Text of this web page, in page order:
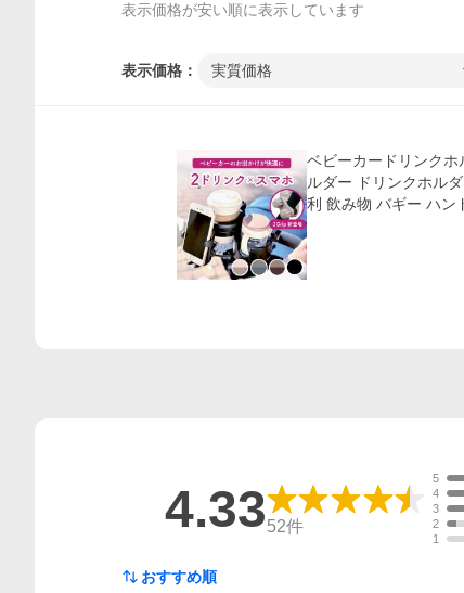
表示価格が安い順に表示しています
表示価格： 実質価格
ベビーカードリンク
ルダー ドリンクホル
利 飲み物 バギー ハン
4.3352件
5
4
3
2
1
おすすめ順